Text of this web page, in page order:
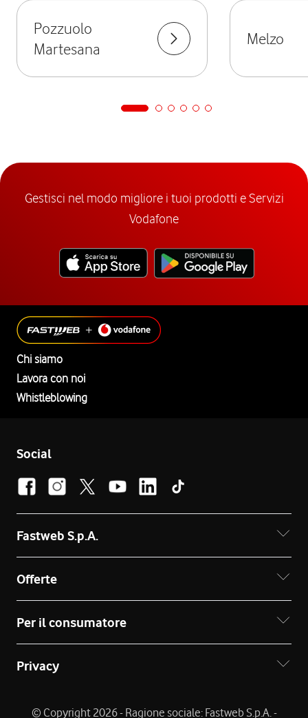
Pozzuolo
Martesana
Melzo
Gestisci nel modo migliore i tuoi prodotti e Servizi
Vodafone
Chi siamo
Lavora con noi
Whistleblowing
Social
Fastweb S.p.A.
Offerte
Per il consumatore
Privacy
© Copyright 2026 - Ragione sociale: Fastweb S.p.A. -